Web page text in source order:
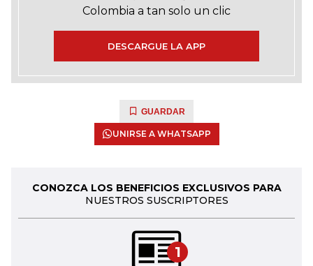
Colombia a tan solo un clic
DESCARGUE LA APP
GUARDAR
UNIRSE A WHATSAPP
CONOZCA LOS BENEFICIOS EXCLUSIVOS PARA
NUESTROS SUSCRIPTORES
1